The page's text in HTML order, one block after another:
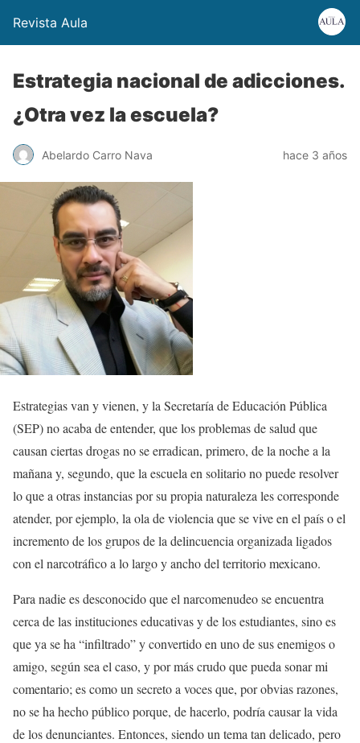
Revista Aula
Estrategia nacional de adicciones.
¿Otra vez la escuela?
Abelardo Carro Nava hace 3 años
Estrategias van y vienen, y la Secretaría de Educación Pública
(SEP) no acaba de entender, que los problemas de salud que
causan ciertas drogas no se erradican, primero, de la noche a la
mañana y, segundo, que la escuela en solitario no puede resolver
lo que a otras instancias por su propia naturaleza les corresponde
atender, por ejemplo, la ola de violencia que se vive en el país o el
incremento de los grupos de la delincuencia organizada ligados
con el narcotráfico a lo largo y ancho del territorio mexicano.
Para nadie es desconocido que el narcomenudeo se encuentra
cerca de las instituciones educativas y de los estudiantes, sino es
que ya se ha “infiltrado” y convertido en uno de sus enemigos o
amigo, según sea el caso, y por más crudo que pueda sonar mi
comentario; es como un secreto a voces que, por obvias razones,
no se ha hecho público porque, de hacerlo, podría causar la vida
de los denunciantes. Entonces, siendo un tema tan delicado, pero